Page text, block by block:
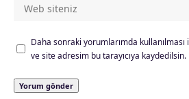
Daha sonraki yorumlarımda
ve site adresim bu tarayıcıya kaydedilsin.